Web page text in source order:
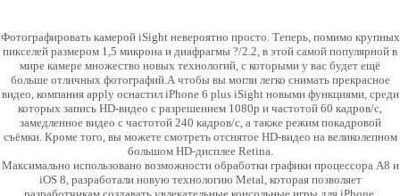
Фотографировать камерой iSight невероятно просто. Теперь, помимо крупных
пикселей размером 1,5 микрона и диафрагмы ?/2.2, в этой самой популярной в
мире камере множество новых технологий, с которыми у вас будет ещё
больше отличных фотографий.А чтобы вы могли легко снимать прекрасное
видео, компания apply оснастил iPhone 6 plus iSight новыми функциями, среди
которых запись HD-видео с разрешением 1080p и частотой 60 кадров/с,
замедленное видео с частотой 240 кадров/с, а также режим покадровой
съёмки. Кроме того, вы можете смотреть отснятое HD-видео на великолепном
большом HD-дисплее Retina.
Максимально использовано возможности обработки графики процессора A8 и
iOS 8, разработали новую технологию Metal, которая позволяет